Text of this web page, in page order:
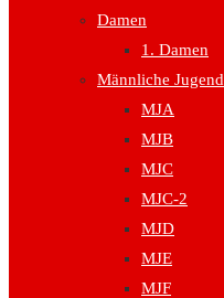
Damen
1. Damen
Männliche Jugend
MJA
MJB
MJC
MJC-2
MJD
MJE
MJF